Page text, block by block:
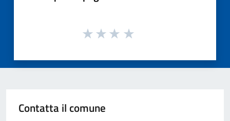
Contatta il comune